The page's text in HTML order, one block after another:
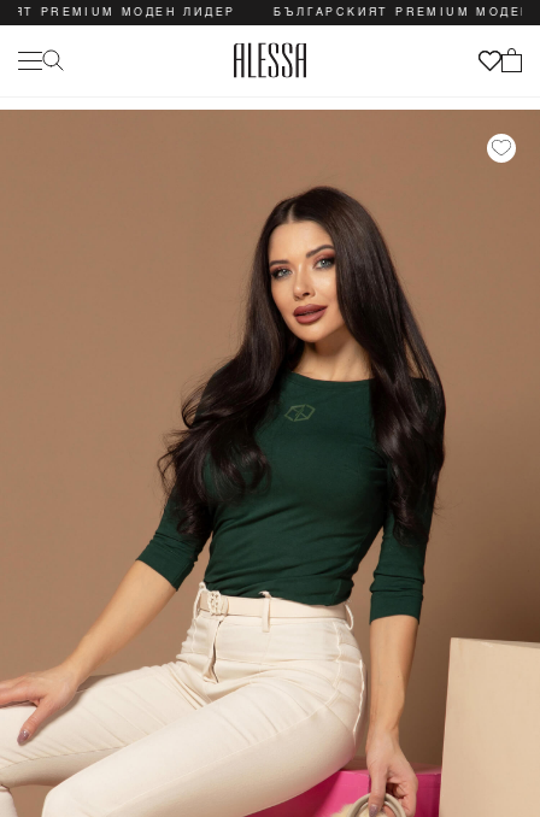
МОДЕН ЛИДЕР БЪЛГАРСКИЯТ PREMIUM МОДЕН